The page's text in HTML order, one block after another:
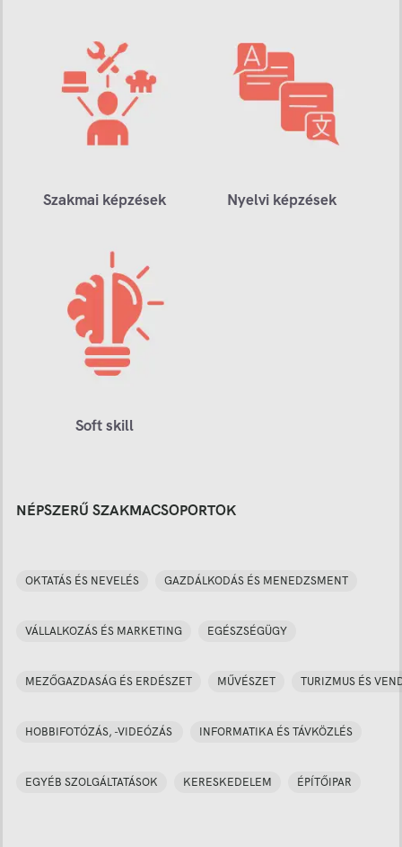
Szakmai képzések Nyelvi képzések
Soft skill
NÉPSZERŰ SZAKMACSOPORTOK
OKTATÁS ÉS NEVELÉS GAZDÁLKODÁS ÉS MENEDZSMENT
VÁLLALKOZÁS ÉS MARKETING EGÉSZSÉGÜGY
MEZŐGAZDASÁG ÉS ERDÉSZET MŰVÉSZET TURIZMUS ÉS
HOBBIFOTÓZÁS, -VIDEÓZÁS INFORMATIKA ÉS TÁVKÖZLÉS
EGYÉB SZOLGÁLTATÁSOK KERESKEDELEM ÉPÍTŐIPAR